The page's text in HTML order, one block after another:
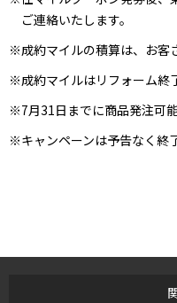
ご連絡いたします。
※成約マイルの積算は、お客
※成約マイルはリフォーム終
※7月31日までに商品発注可
※キャンペーンは予告なく終